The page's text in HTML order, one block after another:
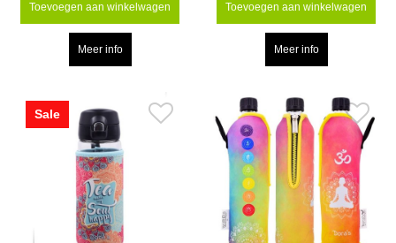
Toevoegen aan winkelwagen
Meer info
Toevoegen aan winkelwagen
Meer info
Sale